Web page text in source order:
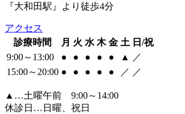
『大和田駅』より徒歩4分
アクセス
診療時間
月 火 水 木 金 土 日/祝
9:00～13:00
● ● ● ● ● ▲
／
15:00～20:00 ● ● ● ● ● ／ ／
▲…土曜午前 9:00～14:00
休診日…日曜、祝日